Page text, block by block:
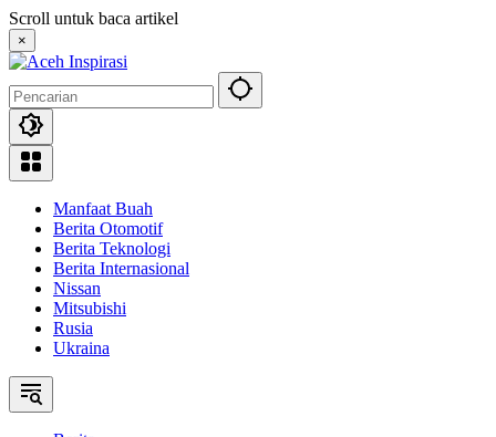
Langsung
ke
konten
Scroll untuk baca artikel
×
Manfaat Buah
Berita Otomotif
Berita Teknologi
Berita Internasional
Nissan
Mitsubishi
Rusia
Ukraina